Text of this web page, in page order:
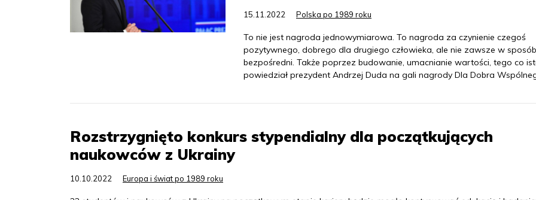
15.11.2022 Polska po 1989 roku
To nie jest nagroda jednowymiarowa. To nagroda za czynienie czegoś
pozytywnego, dobrego dla drugiego człowieka, ale nie zawsze w sposób
bezpośredni. Także poprzez budowanie, umacnianie wartości, tego co
powiedział prezydent Andrzej Duda na gali nagrody Dla Dobra
Rozstrzygnięto konkurs stypendialny dla początkujących
naukowców z Ukrainy
10.10.2022 Europa i świat po 1989 roku